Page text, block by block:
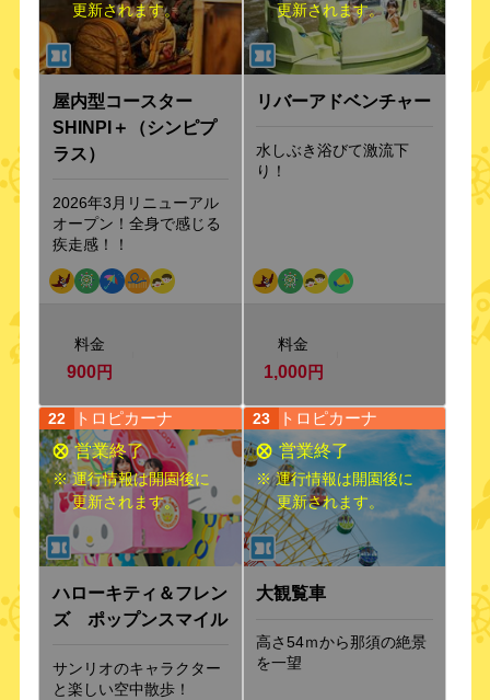
更新されます。
屋内型コースター
SHINPI＋（シンピプ
ラス）
2026年3月リニューアル
オープン！全身で感じる
疾走感！！
料金
900円
更新されます。
リバーアドベンチャー
水しぶき浴びて激流下
り！
料金
1,000円
22 トロピカーナ
※ 運行情報は開園後に
更新されます。
ハローキティ＆フレン
ズ ポップンスマイル
サンリオのキャラクター
と楽しい空中散歩！
23 トロピカーナ
※ 運行情報は開園後に
更新されます。
大観覧車
高さ54ｍから那須の絶景
を一望